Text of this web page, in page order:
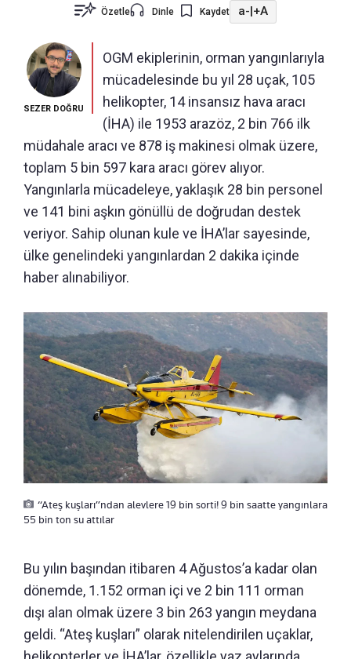
Özetle Dinle Kaydet a-|+A
SEZER DOĞRU
OGM ekiplerinin, orman yangınlarıyla
mücadelesinde bu yıl 28 uçak, 105
helikopter, 14 insansız hava aracı
(İHA) ile 1953 arazöz, 2 bin 766 ilk
müdahale aracı ve 878 iş makinesi olmak üzere,
toplam 5 bin 597 kara aracı görev alıyor.
Yangınlarla mücadeleye, yaklaşık 28 bin personel
ve 141 bini aşkın gönüllü de doğrudan destek
veriyor. Sahip olunan kule ve İHA’lar sayesinde,
ülke genelindeki yangınlardan 2 dakika içinde
haber alınabiliyor.
“Ateş kuşları”ndan alevlere 19 bin sorti! 9 bin saatte yangınlara
55 bin ton su attılar
Bu yılın başından itibaren 4 Ağustos’a kadar olan
dönemde, 1.152 orman içi ve 2 bin 111 orman
dışı alan olmak üzere 3 bin 263 yangın meydana
geldi. “Ateş kuşları” olarak nitelendirilen uçaklar,